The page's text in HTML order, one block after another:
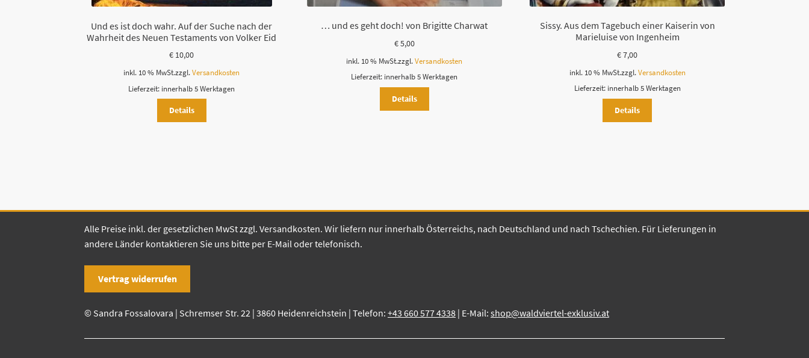
Und es ist doch wahr. Auf der Suche nach der
Wahrheit des Neuen Testaments von Volker Eid
€ 10,00
inkl. 10 % MwSt.zzgl.Versandkosten
Lieferzeit: innerhalb 5 Werktagen
Details
… und es geht doch! von Brigitte Charwat
€5,00
inkl. 10 % MwSt.zzgl.Versandkosten
Lieferzeit: innerhalb 5 Werktagen
Details
Sissy. Aus dem Tagebuch einer Kaiserin von
Marieluise von Ingenheim
€7,00
inkl. 10 % MwSt.zzgl. Versandkosten
Lieferzeit: innerhalb 5 Werktagen
Details
Alle Preise inkl. der gesetzlichen MwSt zzgl. Versandkosten. Wir liefern nur innerhalb Österreichs, nach Deutschland und nach Tschechien. Für Lieferungen in
andere Länder kontaktieren Sie uns bitte per E-Mail oder telefonisch.
Vertrag widerrufen
© Sandra Fossalovara | Schremser Str. 22 | 3860 Heidenreichstein | Telefon:+43 660 577 4338 | E-Mail:shop@waldviertel-exklusiv.at